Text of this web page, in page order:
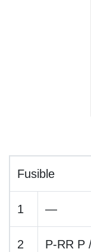
Fusible
1 —
2 P-RR P